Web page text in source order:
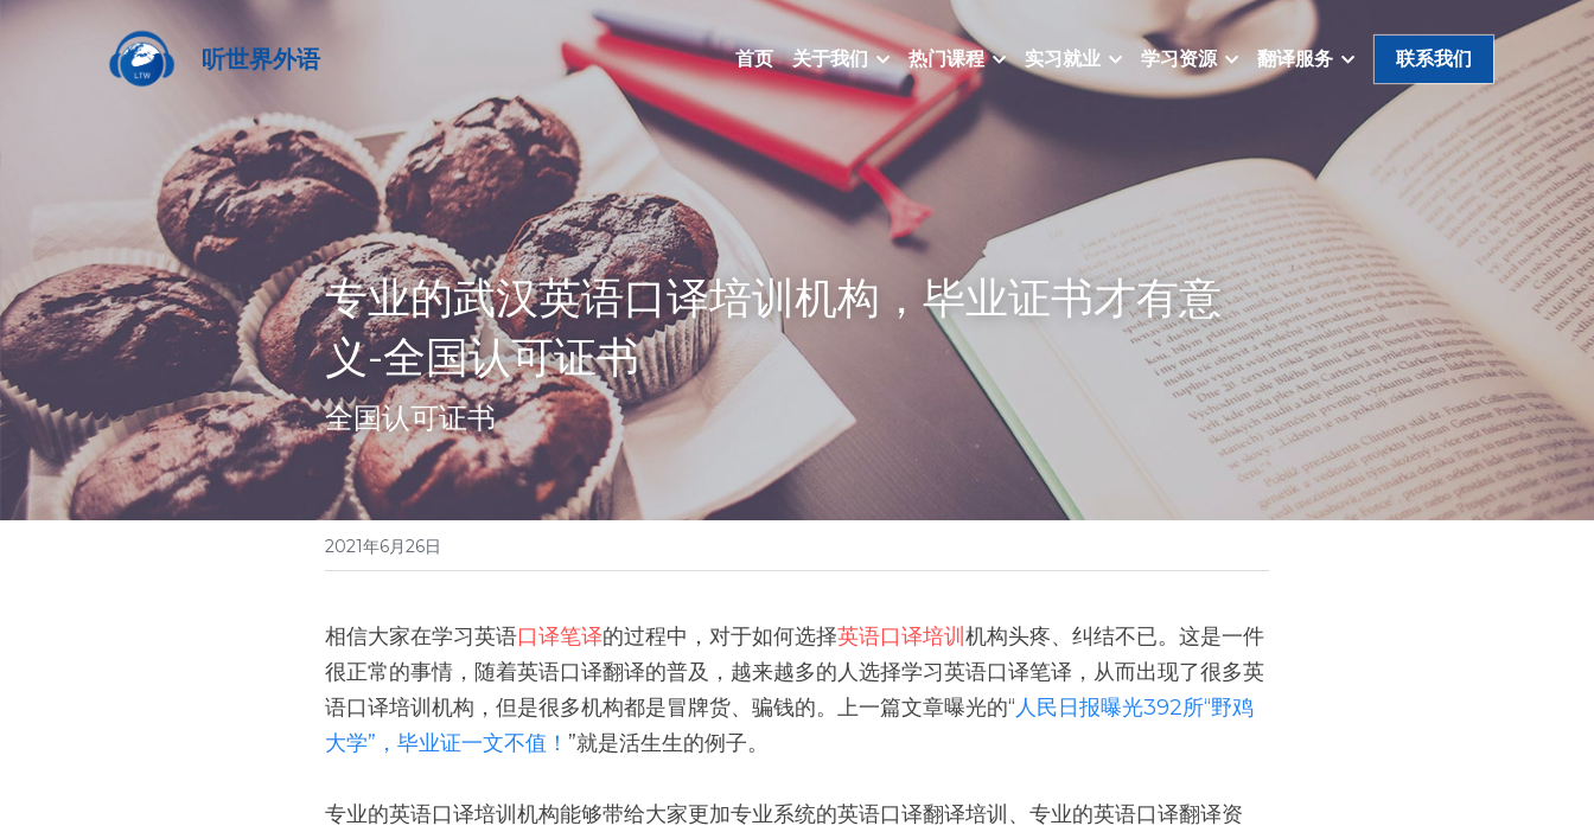
听世界外语 首页 关于我们 热门课程 实习就业 学习资源 翻译服务 联系我们
专业的武汉英语口译培训机构，毕业证书才有意
义-全国认可证书
全国认可证书
2021年6月26日
相信大家在学习英语口译笔译的过程中，对于如何选择英语口译培训 机构头疼、纠结不已。这是一件
很正常的事情，随着英语口译翻译的普及，越来越多的人选择学习英语口译笔译，从而出现了很多英
语口译培训机构，但是很多机构都是冒牌货、骗钱的。上一篇文章曝光的“人民日报曝光392所“野鸡
大学”，毕业证一文不值！ ”就是活生生的例子。
专业的英语口译培训机构能够带给大家更加专业系统的英语口译翻译培训、专业的英语口译翻译资